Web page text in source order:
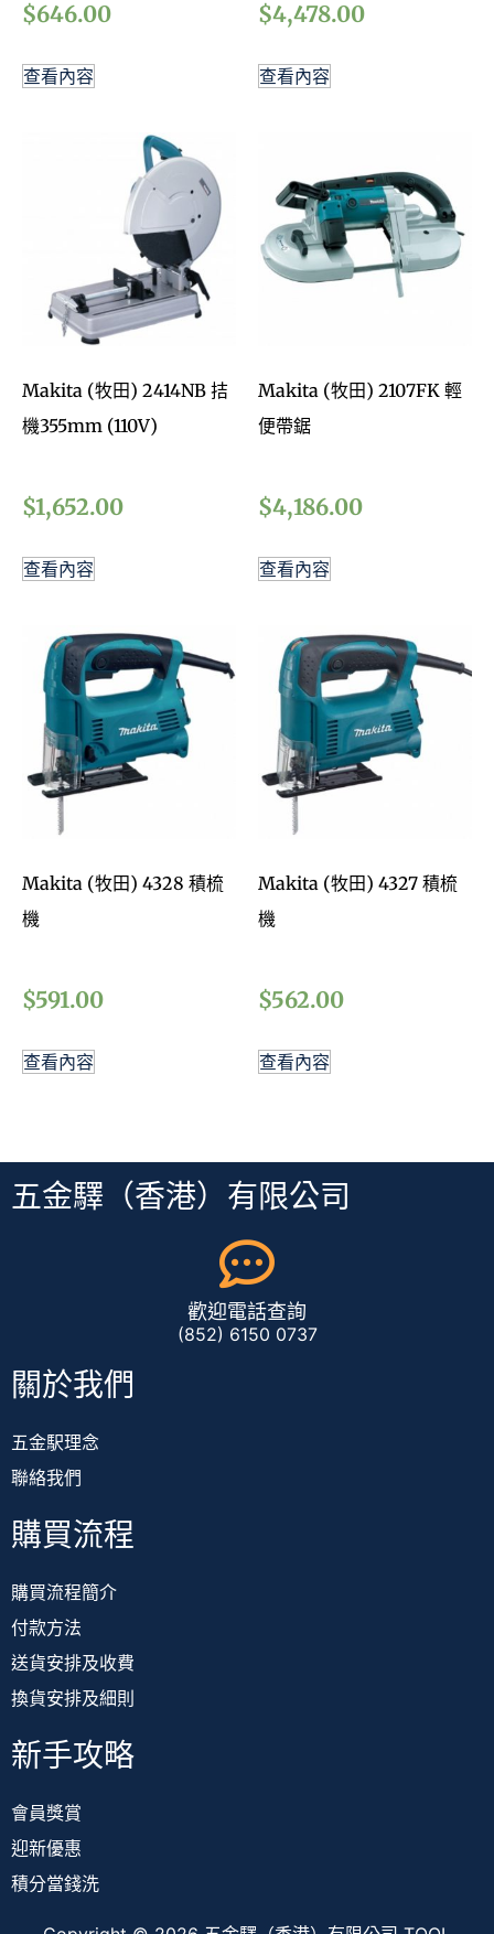
$646.00
查看內容
$4,478.00
查看內容
Makita (牧田) 2414NB 拮
機355mm (110V)
$1,652.00
查看內容
Makita (牧田) 2107FK 輕
便帶鋸
$4,186.00
查看內容
Makita (牧田) 4328 積梳
機
$591.00
查看內容
Makita (牧田) 4327 積梳
機
$562.00
查看內容
五金驛（香港）有限公司
歡迎電話查詢
(852) 6150 0737
關於我們
五金駅理念
聯絡我們
購買流程
購買流程簡介
付款方法
送貨安排及收費
換貨安排及細則
新手攻略
會員獎賞
迎新優惠
積分當錢洗